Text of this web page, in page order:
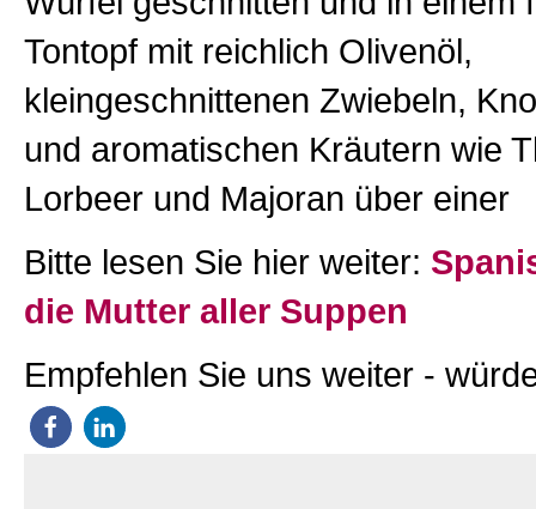
Tontopf mit reichlich Olivenöl,
kleingeschnittenen Zwiebeln,
und aromatischen Kräutern wie
Lorbeer und Majoran über einer
Bitte lesen Sie hier weiter:
die Mutter aller Suppen
Empfehlen Sie uns weiter -